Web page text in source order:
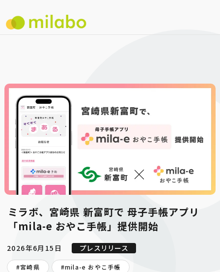
ミラボ、宮崎県 新富町で 母子手帳アプリ
「mila-e おやこ手帳」提供開始
2026年6月15日 プレスリリース
#宮崎県 #mila-e おやこ手帳